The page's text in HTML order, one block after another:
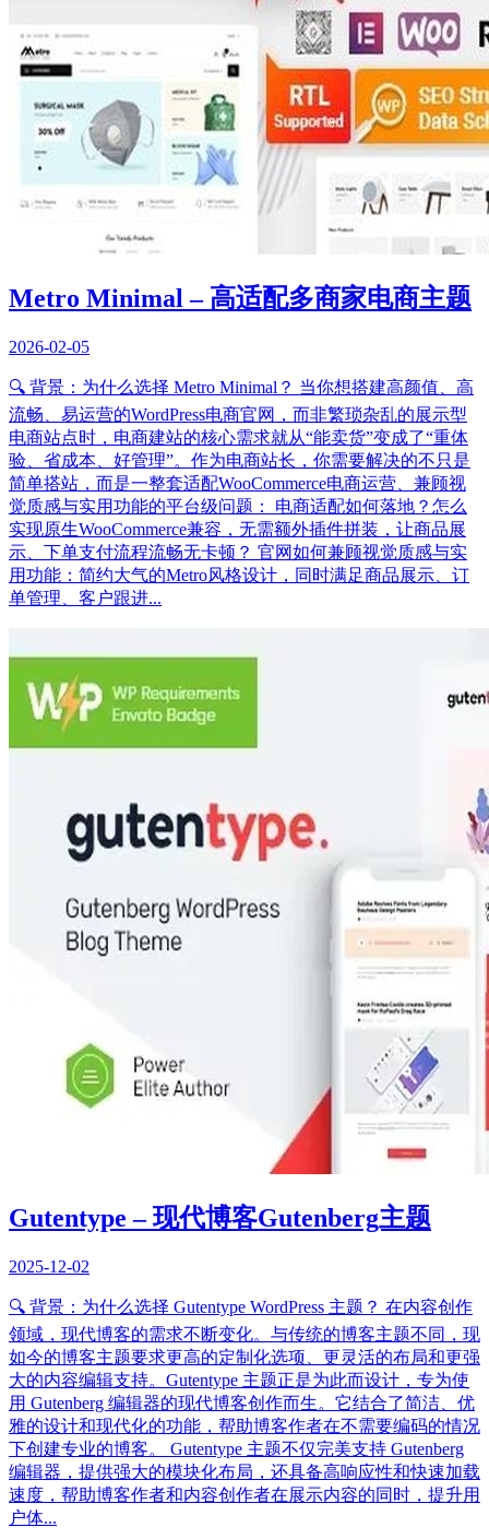
Metro Minimal – 高适配多商家电商主题
2026-02-05
🔍 背景：为什么选择 Metro Minimal？ 当你想搭建高颜值、高
流畅、易运营的WordPress电商官网，而非繁琐杂乱的展示型
电商站点时，电商建站的核心需求就从“能卖货”变成了“重体
验、省成本、好管理”。作为电商站长，你需要解决的不只是
简单搭站，而是一整套适配WooCommerce电商运营、兼顾视
觉质感与实用功能的平台级问题： 电商适配如何落地？怎么
实现原生WooCommerce兼容，无需额外插件拼装，让商品展
示、下单支付流程流畅无卡顿？ 官网如何兼顾视觉质感与实
用功能：简约大气的Metro风格设计，同时满足商品展示、订
单管理、客户跟进...
Gutentype – 现代博客Gutenberg主题
2025-12-02
🔍 背景：为什么选择 Gutentype WordPress 主题？ 在内容创作
领域，现代博客的需求不断变化。与传统的博客主题不同，现
如今的博客主题要求更高的定制化选项、更灵活的布局和更强
大的内容编辑支持。Gutentype 主题正是为此而设计，专为使
用 Gutenberg 编辑器的现代博客创作而生。它结合了简洁、优
雅的设计和现代化的功能，帮助博客作者在不需要编码的情况
下创建专业的博客。 Gutentype 主题不仅完美支持 Gutenberg
编辑器，提供强大的模块化布局，还具备高响应性和快速加载
速度，帮助博客作者和内容创作者在展示内容的同时，提升用
户体...